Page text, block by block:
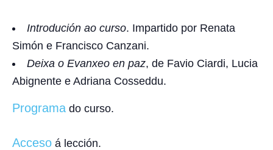
Introdución ao curso. Impartido por Renata
Simón e Francisco Canzani.
Deixa o Evanxeo en paz, de Favio Ciardi, Lucia
Abignente e Adriana Cosseddu.
Programa do curso.
Acceso á lección.